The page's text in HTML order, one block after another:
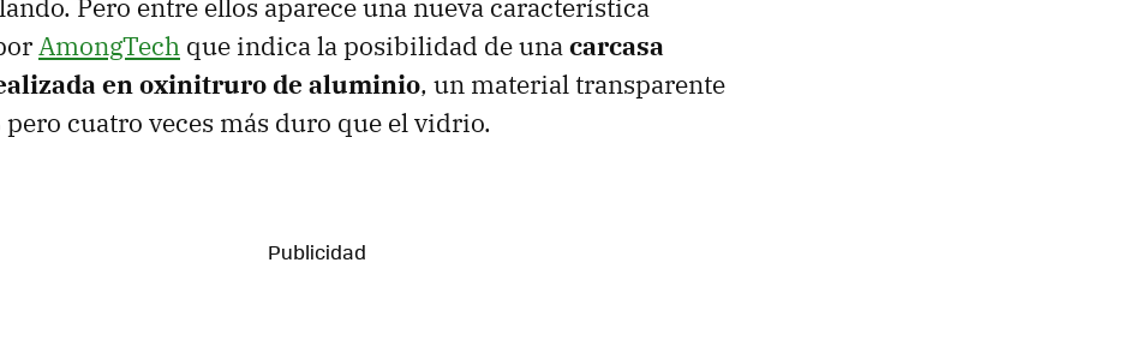
Pero entre ellos aparece una nueva característica
AmongTech que indica la posibilidad de unacarcasa
en oxinitruro de aluminio, un material transparente
cuatro veces más duro que el vidrio.